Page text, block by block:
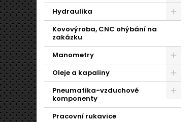
Hydraulika
Kovovýroba, CNC ohýbání na
zakázku
Manometry
Oleje a kapaliny
Pneumatika-vzduchové
komponenty
Pracovní rukavice